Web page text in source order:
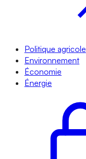
Politique agricole
Environnement
Économie
Énergie